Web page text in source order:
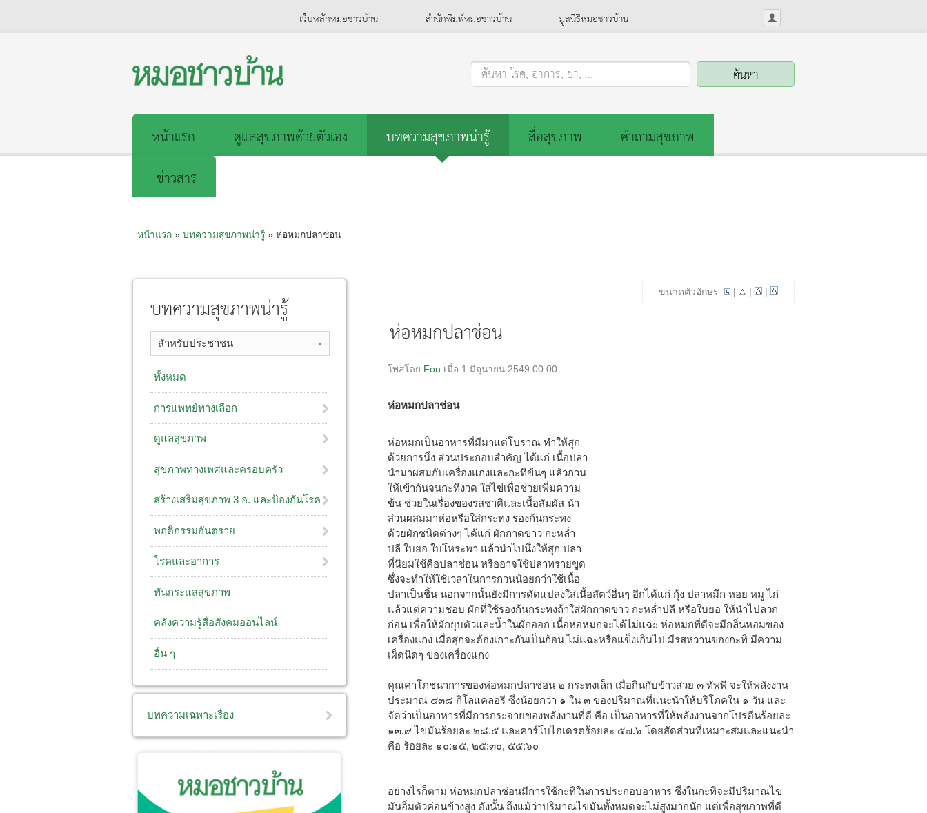
เว็บหลักหมอชาวบ้าน สำนักพิมพ์หมอชาวบ้าน มูลนิธิหมอชาวบ้าน
ค้นหา โรค, อาการ, ยา, ...
หน้าแรก ดูแลสุขภาพด้วยตัวเอง บทความสุขภาพน่ารู้ สื่อสุขภาพ
คำถามสุขภาพ
ข่าวสาร
หน้าแรก» บทความสุขภาพน่ารู้» ห่อหมกปลาช่อน
ขนาดตัวอักษร | | |
ห่อหมกปลาช่อน
โพสโดย Fon เมื่อ 1 มิถุนายน 2549 00:00
ห่อหมกปลาช่อน
ห่อหมกเป็นอาหารที่มีมาแต่โบราณ ทำให้สุก
ด้วยการนึ่ง ส่วนประกอบสำคัญ ได้แก่ เนื้อปลา
นำมาผสมกับเครื่องแกงและกะทิข้นๆ แล้วกวน
ให้เข้ากันจนกะทิงวด ใส่ไข่เพื่อช่วยเพิ่มความ
ข้น ช่วยในเรื่องของรสชาติและเนื้อสัมผัส นำ
ส่วนผสมมาห่อหรือใส่กระทง รองก้นกระทง
ด้วยผักชนิดต่างๆ ได้แก่ ผักกาดขาว กะหล่ำ
ปลี ใบยอ ใบโหระพา แล้วนำไปนึ่งให้สุก ปลา
ที่นิยมใช้คือปลาช่อน หรืออาจใช้ปลาทรายขูด
ซึ่งจะทำให้ใช้เวลาในการกวนน้อยกว่าใช้เนื้อ
ปลาเป็นชิ้น นอกจากนั้นยังมีการดัดแปลงใส่เนื้อสัตว์อื่นๆ อีกได้แก่ กุ้ง ปลาหมึก หอย หมู ไก่
แล้วแต่ความชอบ ผักที่ใช้รองก้นกระทงถ้าใส่ผักกาดขาว กะหล่ำปลี หรือใบยอ ให้นำไปลวก
ก่อน เพื่อให้ผักยุบตัวและน้ำในผักออก เนื้อห่อหมกจะได้ไม่แฉะ ห่อหมกที่ดีจะมีกลิ่นหอมของ
เครื่องแกง เมื่อสุกจะต้องเกาะกันเป็นก้อน ไม่แฉะหรือแข็งเกินไป มีรสหวานของกะทิ มีความ
เผ็ดนิดๆ ของเครื่องแกง
คุณค่าโภชนาการของห่อหมกปลาช่อน ๒ กระทงเล็ก เมื่อกินกับข้าวสวย ๓ ทัพพี จะให้พลังงาน
ประมาณ ๔๓๘ กิโลแคลอรี ซึ่งน้อยกว่า ๑ ใน ๓ ของปริมาณที่แนะนำให้บริโภคใน ๑ วัน และ
จัดว่าเป็นอาหารที่มีการกระจายของพลังงานที่ดี คือ เป็นอาหารที่ให้พลังงานจากโปรตีนร้อยละ
๑๓.๙ ไขมันร้อยละ ๒๘.๕ และคาร์โบไฮเดรตร้อยละ ๕๗.๖ โดยสัดส่วนที่เหมาะสมและแนะนำ
คือ ร้อยละ ๑๐:๑๕, ๒๕:๓๐, ๕๕:๖๐
อย่างไรก็ตาม ห่อหมกปลาช่อนมีการใช้กะทิในการประกอบอาหาร ซึ่งในกะทิจะมีปริมาณไข
มันอิ่มตัวค่อนข้างสูง ดังนั้น ถึงแม้ว่าปริมาณไขมันทั้งหมดจะไม่สูงมากนัก แต่เพื่อสุขภาพที่ดี
บทความสุขภาพน่ารู้
สำหรับประชาชน
ทั้งหมด
การแพทย์ทางเลือก
ดูแลสุขภาพ
สุขภาพทางเพศและครอบครัว
สร้างเสริมสุขภาพ 3 อ. ​และป้องกันโรค
พฤติกรรมอันตราย
โรคและอาการ
ทันกระแสสุขภาพ
คลังความรู้สื่อสังคมออนไลน์
อื่น ๆ
บทความเฉพาะเรื่อง